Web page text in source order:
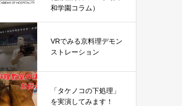
和学園コラム）
VRでみる京料理デモン
ストレーション
「タケノコの下処理」
を実演してみます！